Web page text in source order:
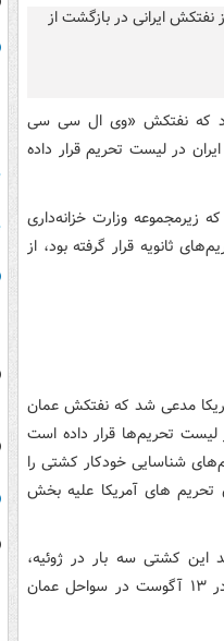
کرد که نفتکش «وی ال سی سی
در لیست تحریم قرار داده
زیرمجموعه وزارت خزانه‌داری
ثانویه قرار گرفته بود، از
آمریکا مدعی شد که نفتکش عمان
لیست تحریم‌ها قرار داده است
شناسایی خودکار کشتی را
تحریم های آمریکا علیه بخش
کشتی سه بار در ژوئیه،
آگوست و اکتبر سال ۲۰۲۰ نفت از ایران بارگیری کرده است و در ۱۳ آگوست در سواحل عمان